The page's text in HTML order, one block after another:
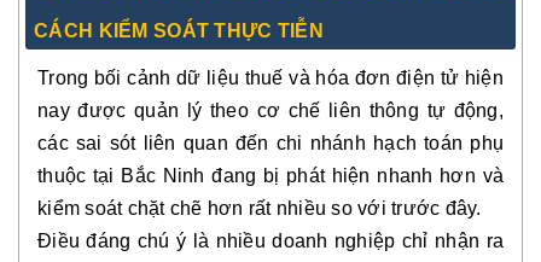
CÁCH KIỂM SOÁT THỰC TIỄN
Trong bối cảnh dữ liệu thuế và hóa đơn điện tử hiện
nay được quản lý theo cơ chế liên thông tự động,
các sai sót liên quan đến chi nhánh hạch toán phụ
thuộc tại Bắc Ninh đang bị phát hiện nhanh hơn và
kiểm soát chặt chẽ hơn rất nhiều so với trước đây.
Điều đáng chú ý là nhiều doanh nghiệp chỉ nhận ra